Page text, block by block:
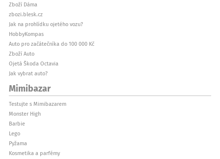
Zboží Dáma
zbozi.blesk.cz
Jak na prohlídku ojetého vozu?
HobbyKompas
Auto pro začátečníka do 100 000 Kč
Zboží Auto
Ojetá Škoda Octavia
Jak vybrat auto?
Mimibazar
Testujte s Mimibazarem
Monster High
Barbie
Lego
Pyžama
Kosmetika a parfémy